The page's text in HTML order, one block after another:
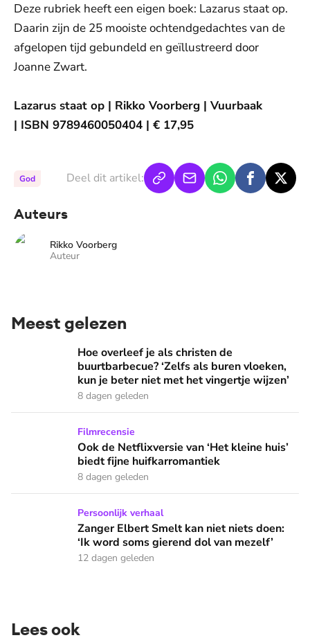
Deze rubriek heeft een eigen boek: Lazarus staat op.
Daarin zijn de 25 mooiste ochtendgedachtes van de
afgelopen tijd gebundeld en geïllustreerd door
Joanne Zwart.
Lazarus staat op | Rikko Voorberg | Vuurbaak
| ISBN 9789460050404 | € 17,95
God Deel dit artikel:
Auteurs
Rikko Voorberg
Auteur
Meest gelezen
Hoe overleef je als christen de buurtbarbecue? ‘Zelfs als
Hoe overleef je als christen de
buurtbarbecue? ‘Zelfs als buren vloeken,
kun je beter niet met het vingertje wijzen’
8 dagen geleden
Ook de Netflixversie van ‘Het kleine huis’ biedt fijne
Filmrecensie
Ook de Netflixversie van ‘Het kleine huis’
biedt fijne huifkarromantiek
8 dagen geleden
Zanger Elbert Smelt kan niet niets doen: ‘Ik word soms
Persoonlijk verhaal
Zanger Elbert Smelt kan niet niets doen:
‘Ik word soms gierend dol van mezelf’
12 dagen geleden
Lees ook